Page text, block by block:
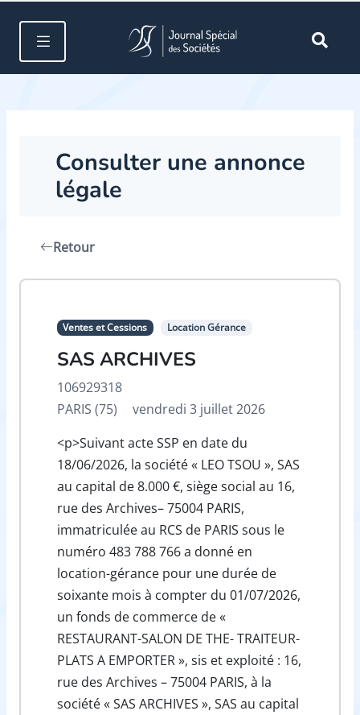
Consulter une annonce
légale
Retour
Ventes et Cessions Location Gérance
SAS ARCHIVES
106929318
PARIS (75)
vendredi 3 juillet 2026
<p>Suivant acte SSP en date du
18/06/2026, la société « LEO TSOU », SAS
au capital de 8.000 €, siège social au 16,
rue des Archives– 75004 PARIS,
immatriculée au RCS de PARIS sous le
numéro 483 788 766 a donné en
location-gérance pour une durée de
soixante mois à compter du 01/07/2026,
un fonds de commerce de «
RESTAURANT-SALON DE THE- TRAITEUR-
PLATS A EMPORTER », sis et exploité : 16,
rue des Archives – 75004 PARIS, à la
société « SAS ARCHIVES », SAS au capital